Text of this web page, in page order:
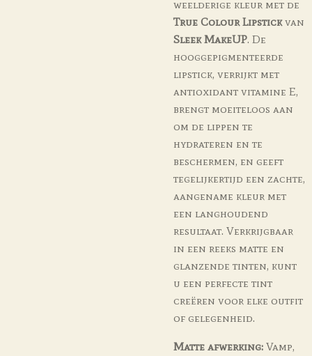
weelderige kleur met de
True Colour Lipstickvan
Sleek MakeUP. De
hooggepigmenteerde
lipstick, verrijkt met
antioxidant vitamine E,
brengt moeiteloos aan
om de lippen te
hydrateren en te
beschermen, en geeft
tegelijkertijd een zachte,
aangename kleur met
een langhoudend
resultaat. Verkrijgbaar
in een reeks matte en
glanzende tinten, kunt
u een perfecte tint
creëren voor elke outfit
of gelegenheid.
Matte afwerking: Vamp,